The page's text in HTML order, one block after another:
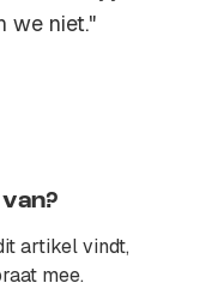
we niet."
artikel vindt,
mee.